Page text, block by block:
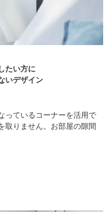
たい方に
いデザイン
っているコーナーを活用で
取りません。お部屋の隙間